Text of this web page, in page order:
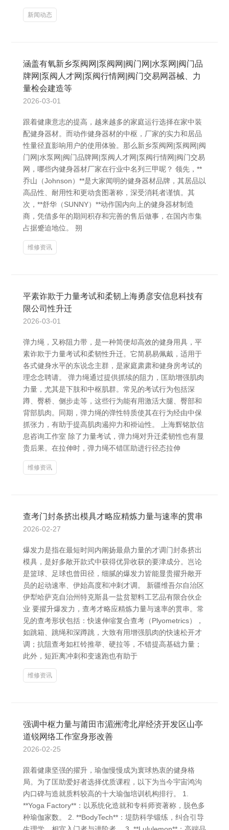
新闻动态
涵盖有氧新乡泵阀网|泵阀网|阀门网|水泵网|阀门品
牌网|泵阀人才网|泵阀行情网|阀门交易网器械、力
量检会建造等
2026-03-01
跟着健康意志的提高，越来越多的家庭运行选择在家中装
配健身器材。而动作健身器材的中枢，厂家的实力和居品
性量径直影响用户的使用体验。那么新乡泵阀网|泵阀网|阀
门网|水泵网|阀门品牌网|泵阀人才网|泵阀行情网|阀门交易
网，哪些内健身器材厂家在行业中名列三甲呢？ 领先，**
乔山（Johnson）**是大家闻明的健身器材品牌，其居品以
高品性、耐用性和更动贪图著称，深受消耗者谨慎。其
次，**舒华（SUNNY）**动作国内向上的健身器材制造
商，凭借多年的期间积存和完善的售后做事，在国内市集
占据蹙迫地位。 朔
维修资讯
平素诈欺于力量考试和柔韧上海勇彦安信息科技有
限公司性升迁
2026-03-01
弹力绳，又称阻力带，是一种简便却高效的健身用具，平
素诈欺于力量考试和柔韧性升迁。它简易易佩戴，适用于
各式健身水平的东说念主群，是家庭肃肃和健身房考试的
理念念聘请。 弹力绳通过提供抓续的阻力，匡助增强肌肉
力量，尤其是下肢和中枢肌群。常见的考试行为包括深
蹲、臀桥、侧步走等，这些行为能有用激活大腿、臀部和
背部肌肉。同期，弹力绳的弹性特质使其在行为经由中保
抓张力，有助于提高肌肉遏抑力和褂讪性。 上海辉铭歆信
息咨询工作室 除了力量考试，弹力绳对升迁柔韧性也有显
贵后果。在拉伸时，弹力绳不错匡助进行径态拉伸
维修资讯
查考门封条挤出模具才略应精炼力量与速率的贯串
2026-02-27
爆发力是指在最短时间内阐扬最鼎力量的才调门封条挤出
模具，是好多敞开款式中获得优异收获的要津成分。岂论
是篮球、足球也曾田径，细腻的爆发力皆能显贵擢升敞开
员的起动速率、伊始高度和冲刺才调。 新疆维吾尔自治区
伊犁哈萨克自治州特克斯县一盐贫塑料工艺品有限合伙企
业 要擢升爆发力，查考才略应精炼力量与速率的贯串。常
见的查考形状包括：快速伸缩复合查考（Plyometrics），
如跳箱、跳绳和深蹲跳，大致有用增强肌肉的快速松开才
调；抗阻查考如杠铃推举、硬拉等，不错提高基础力量；
此外，短距离冲刺和变速跑也有助于
维修资讯
强调中枢力量与莆田市湄洲湾北岸经济开发区山亭
道锐网络工作室身形改善
2026-02-25
跟着健康坚强的擢升，瑜伽慢慢成为寰球热衷的健身格
局。为了匡助爱好者选择优质课程，以下为当今宇宙鸿沟
内口碑与造就质料较高的十大瑜伽培训机构排行。 1.
**Yoga Factory**：以系统化造就和专科师资著称，脱色多
种瑜伽家数。 2. **BodyTech**：堤防科学锻练，纠合引导